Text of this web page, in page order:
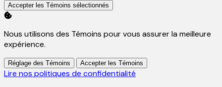
Accepter les Témoins sélectionnés
Nous utilisons des Témoins pour vous assurer la meilleure
expérience.
Réglage des Témoins Accepter les Témoins
Lire nos politiques de confidentialité